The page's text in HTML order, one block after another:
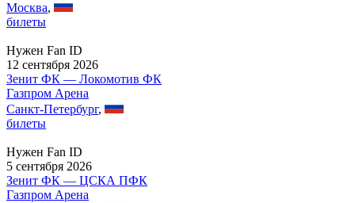
Москва,
билеты
Нужен Fan ID
12 сентября 2026
Зенит ФК — Локомотив ФК
Газпром Арена
Санкт-Петербург,
билеты
Нужен Fan ID
5 сентября 2026
Зенит ФК — ЦСКА ПФК
Газпром Арена